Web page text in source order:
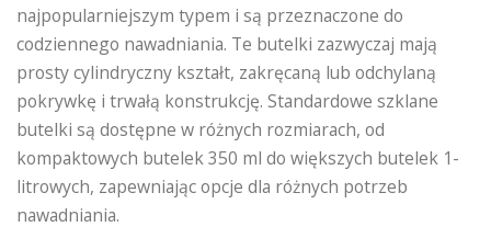
najpopularniejszym typem i są przeznaczone do
codziennego nawadniania. Te butelki zazwyczaj mają
prosty cylindryczny kształt, zakręcaną lub odchylaną
pokrywkę i trwałą konstrukcję. Standardowe szklane
butelki są dostępne w różnych rozmiarach, od
kompaktowych butelek 350 ml do większych butelek 1-
litrowych, zapewniając opcje dla różnych potrzeb
nawadniania.